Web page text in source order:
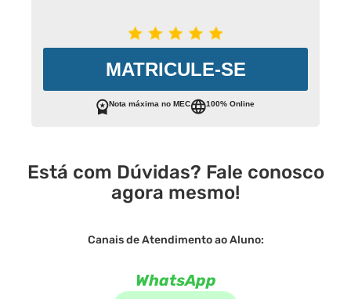
MATRICULE-SE
Nota máxima no MEC 100% Online
Está com Dúvidas? Fale conosco
agora mesmo!
Canais de Atendimento ao Aluno:
WhatsApp